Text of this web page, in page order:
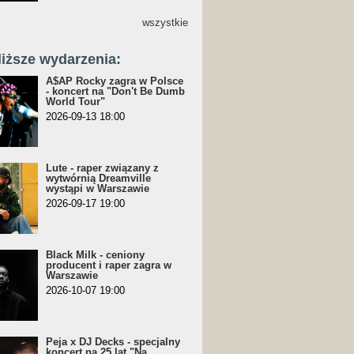
wszystkie
wydarzenia:
A$AP Rocky zagra w Polsce
- koncert na "Don't Be Dumb
World Tour"
2026-09-13 18:00
Lute - raper związany z
wytwórnią Dreamville
wystąpi w Warszawie
2026-09-17 19:00
Black Milk - ceniony
producent i raper zagra w
Warszawie
2026-10-07 19:00
Peja x DJ Decks - specjalny